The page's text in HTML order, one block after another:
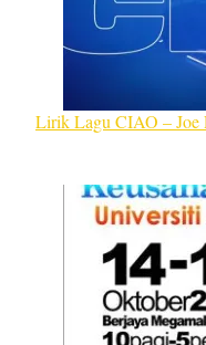
Lirik Lagu CIAO – Joe